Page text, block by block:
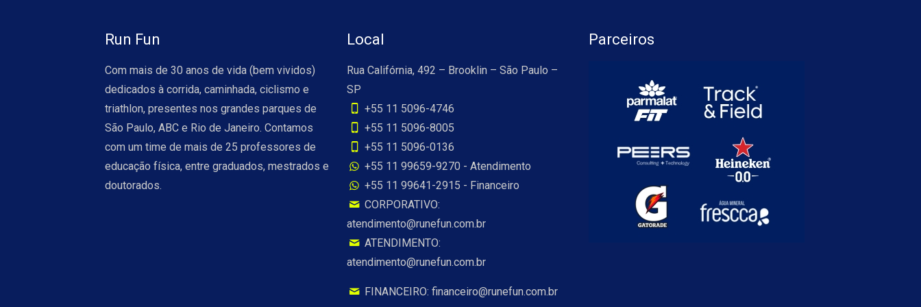
Run Fun
Com mais de 30 anos de vida (bem vividos)
dedicados à corrida, caminhada, ciclismo e
triathlon, presentes nos grandes parques de
São Paulo, ABC e Rio de Janeiro. Contamos
com um time de mais de 25 professores de
educação física, entre graduados, mestrados e
doutorados.
Local
Rua Califórnia, 492 – Brooklin – São Paulo –
SP
+55 11 5096-4746
+55 11 5096-8005
+55 11 5096-0136
+55 11 99659-9270 - Atendimento
+55 11 99641-2915 - Financeiro
CORPORATIVO:
atendimento@runefun.com.br
ATENDIMENTO:
atendimento@runefun.com.br
FINANCEIRO: financeiro@runefun.com.br
Parceiros